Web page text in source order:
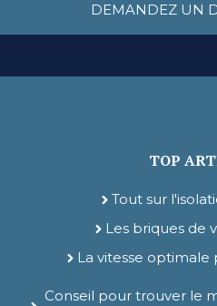
DEMANDEZ UN
TOP
Tout sur
Les briques de
La vitesse optimale
Conseil pour trouver le